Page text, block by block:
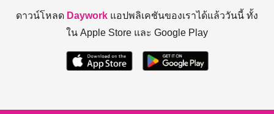
ดาวน์โหลด Daywork แอปพลิเคชันของเราได้แล้ววันนี้ ทั้ง
ใน Apple Store และ Google Play